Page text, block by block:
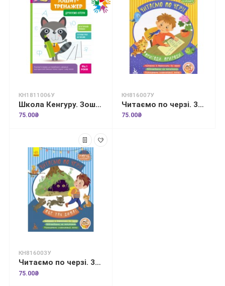
КН1811006У
Школа Кенгуру. Зошит-тренажер. Друкуємо літери
75.00₴
КН816007У
Читаємо по черзі. 3-й рівень складності. Пригоди природи
75.00₴
КН816003У
Читаємо по черзі. 3-й рівень складності. Оце так дива!
75.00₴